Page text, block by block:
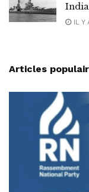
IL Y
Articles